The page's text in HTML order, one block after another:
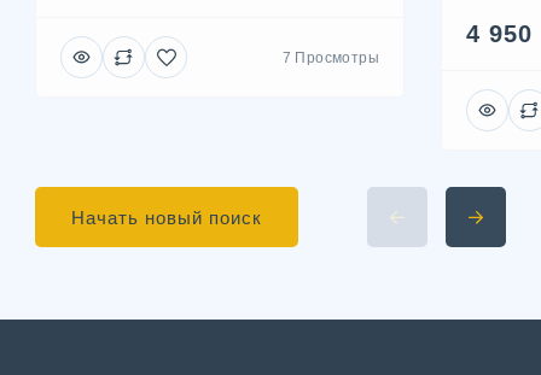
7 Просмотры
4 950
Начать новый поиск